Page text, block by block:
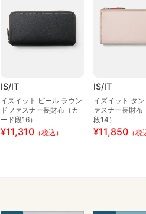
IS/IT
イズイット ピール ラウン
ドファスナー長財布（カ
ード段16）
¥11,310 （税込）
IS/IT
イズイット タ
ァスナー長財布
段14）
¥11,850 （